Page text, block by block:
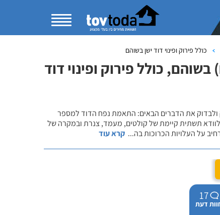
כולל פירוק ופינוי דוד ישן בשוהם
כולל פירוק ופינוי דוד
ולבדוק את הדברים הבאים: התאמת נפח הדוד למספר
תשתית קיימת של קולטים, מעמד, צנרת ובמקרה של
על העלויות הכרוכות בה... קרא עוד
17
דעת